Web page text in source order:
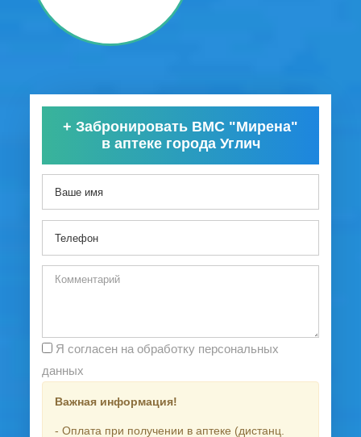
+ Забронировать ВМС "Мирена"
в аптеке города Углич
данных
Важная информация!
- Оплата при получении в аптеке (дистанц.